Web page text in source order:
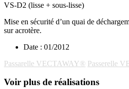
VS-D2 (lisse + sous-lisse)
Mise en sécurité d’un quai de
sur acrotère.
Date : 01/2012
Passarelle VECTAWAY® Passerelle
Voir plus de réalisations